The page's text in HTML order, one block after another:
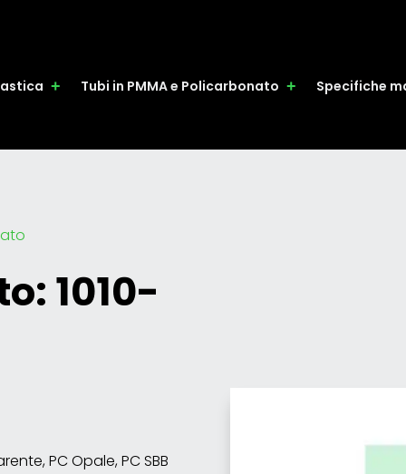
Tubi in PMMA e Policarbonato Specifiche
1010-
PC Opale, PC SBB